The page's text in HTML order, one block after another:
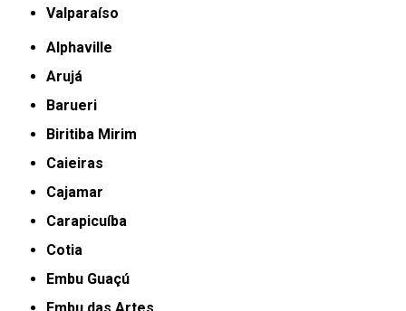
Valparaíso
Alphaville
Arujá
Barueri
Biritiba Mirim
Caieiras
Cajamar
Carapicuíba
Cotia
Embu Guaçú